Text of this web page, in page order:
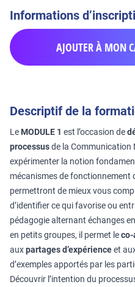
Informations
AJOUTER À MON
Descriptif de la
Le MODULE 1 est l’occasion de
processusde la Communication
expérimenter la notion
mécanismes de fonctionnement
permettront de mieux vous
d’identifier ce qui favorise ou
pédagogie alternant échanges
en petits groupes, il permet leco-
auxpartages d’expérienceet
d’exemples apportés par les
Découvrir l’intention du